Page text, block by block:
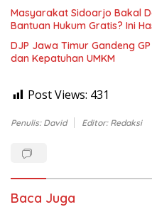
Masyarakat Sidoarjo Bakal
Bantuan Hukum Gratis? Ini
DJP Jawa Timur Gandeng
dan Kepatuhan UMKM
Post Views: 431
Penulis: David Editor: Redaksi
Baca Juga